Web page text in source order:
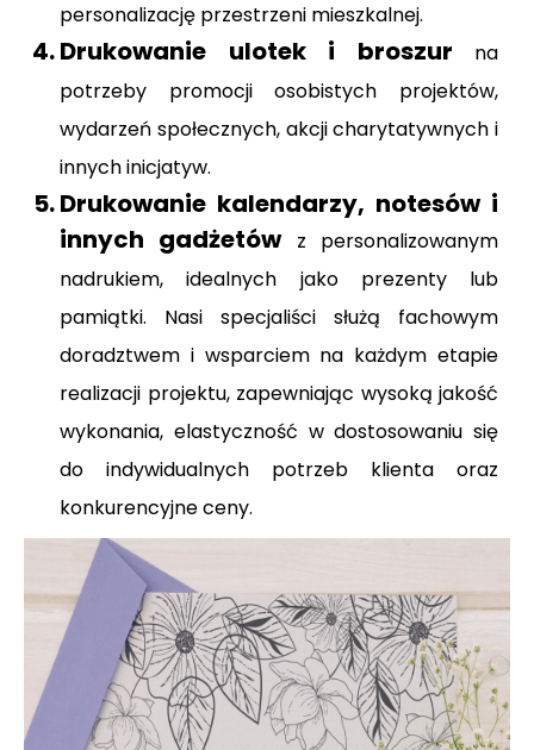
personalizację przestrzeni mieszkalnej.
Drukowanie ulotek i broszur
na
potrzeby promocji osobistych projektów,
wydarzeń społecznych, akcji charytatywnych i
innych inicjatyw.
Drukowanie kalendarzy, notesów i
innych gadżetów z personalizowanym
nadrukiem, idealnych jako prezenty lub
pamiątki. Nasi specjaliści służą fachowym
doradztwem i wsparciem na każdym etapie
realizacji projektu, zapewniając wysoką jakość
wykonania, elastyczność w dostosowaniu się
do indywidualnych potrzeb klienta oraz
konkurencyjne ceny.